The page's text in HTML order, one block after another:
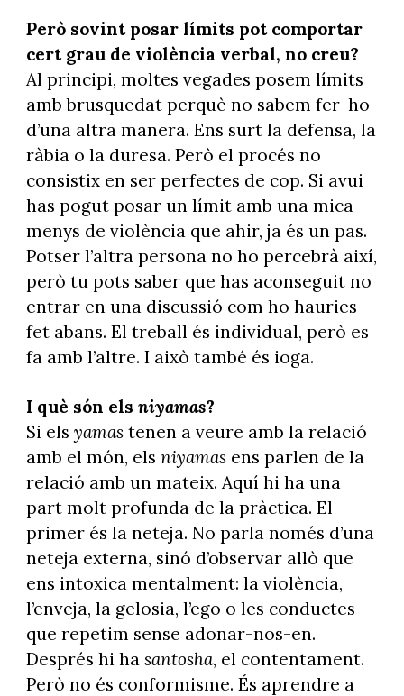
Però sovint posar límits pot comportar
cert grau de violència verbal, no creu?
Al principi, moltes vegades posem límits
amb brusquedat perquè no sabem fer-ho
d’una altra manera. Ens surt la defensa, la
ràbia o la duresa. Però el procés no
consistix en ser perfectes de cop. Si avui
has pogut posar un límit amb una mica
menys de violència que ahir, ja és un pas.
Potser l’altra persona no ho percebrà així,
però tu pots saber que has aconseguit no
entrar en una discussió com ho hauries
fet abans. El treball és individual, però es
fa amb l’altre. I això també és ioga.
I què són els niyamas?
Si els yamastenen a veure amb la relació
amb el món, els niyamasens parlen de la
relació amb un mateix. Aquí hi ha una
part molt profunda de la pràctica. El
primer és la neteja. No parla només d’una
neteja externa, sinó d’observar allò que
ens intoxica mentalment: la violència,
l’enveja, la gelosia, l’ego o les conductes
que repetim sense adonar-nos-en.
Després hi ha santosha, el contentament.
Però no és conformisme. És aprendre a